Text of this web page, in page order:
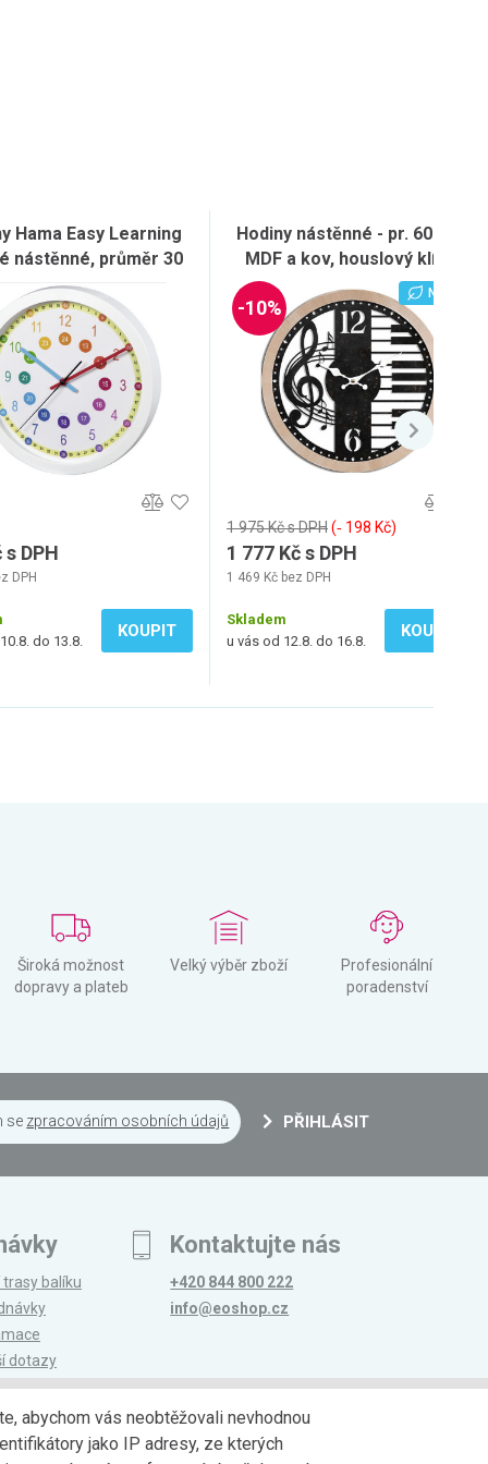
Hama Easy Learning
nástěnné, průměr 30
cm, tichý chod
s DPH
DPH
do 13.8.
KOUPIT
Hodiny nástěnné - pr. 60 cm,
MDF a kov, houslový klíč a
klávesy
NOVINKA
-10%
1 975 Kč s DPH(‐ 198 Kč)
1 777 Kč s DPH
1 469 Kč bez DPH
Skladem
u vás od 12.8. do 16.8.
KOUPIT
Široká možnost
dopravy a plateb
Velký výběr zboží
Profesionální
poradenství
se zpracováním osobních údajů PŘIHLÁSIT
balíku
dotazy
Kontaktujte nás
+420 844 800 222
info@eoshop.cz
abychom vás neobtěžovali nevhodnou
jako IP adresy, ze kterých